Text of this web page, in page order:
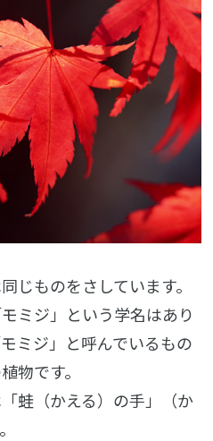
じものをさしています。
ミジ」という学名はあり
ミジ」と呼んでいるもの
物です。
蛙（かえる）の手」（か